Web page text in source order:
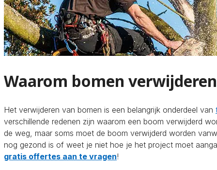
Waarom bomen
Het verwijderen van bomen is een belangrijk onderdeel van
verschillende redenen zijn waarom een boom verwijderd
de weg, maar soms moet de boom verwijderd worden
nog gezond is of weet je niet hoe je het project moet
gratis offertes aan te vragen!